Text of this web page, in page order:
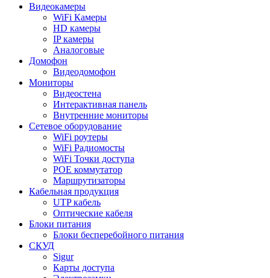
Видеокамеры
WiFi Камеры
HD камеры
IP камеры
Аналоговые
Домофон
Видеодомофон
Мониторы
Видеостена
Интерактивная панель
Внутренние мониторы
Сетевое оборудование
WiFi роутеры
WiFi Радиомосты
WiFi Точки доступа
POE коммутатор
Маршрутизаторы
Кабельная продукция
UTP кабель
Оптические кабеля
Блоки питания
Блоки бесперебойного питания
СКУД
Sigur
Карты доступа